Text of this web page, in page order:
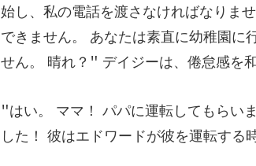
ればなりま
できません。 あなたは素直に幼稚園に
した！ 彼はエドワ